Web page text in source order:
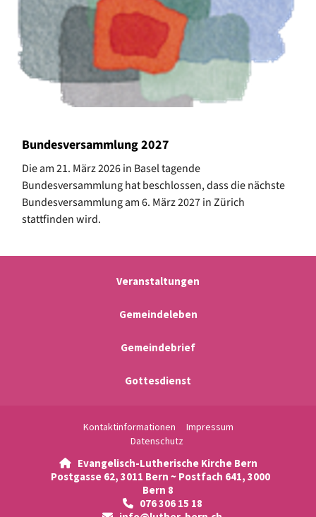
Bundesversammlung 2027
Die am 21. März 2026 in Basel tagende
Bundesversammlung hat beschlossen, dass die nächste
Bundesversammlung am 6. März 2027 in Zürich
stattfinden wird.
Veranstaltungen
Gemeindeleben
Gemeindebrief
Gottesdienst
Kontaktinformationen
Impressum
Datenschutz
Evangelisch-Lutherische Kirche Bern
Postgasse 62, 3011 Bern ~ Postfach 641, 3000
Bern 8
076 306 15 18